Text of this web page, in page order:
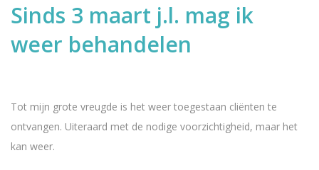
Sinds 3 maart j.l. mag ik
weer behandelen
Tot mijn grote vreugde is het weer toegestaan cliënten te
ontvangen. Uiteraard met de nodige voorzichtigheid, maar het
kan weer.